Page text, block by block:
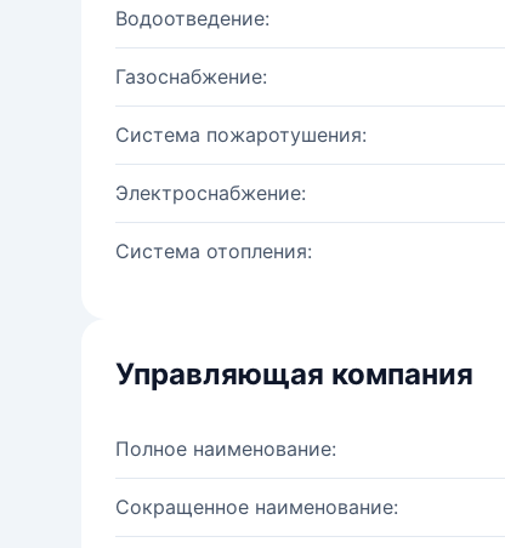
Водоотведение:
Газоснабжение:
Система пожаротушения:
Электроснабжение:
Система отопления:
Управляющая компания
Полное наименование:
Сокращенное наименование: